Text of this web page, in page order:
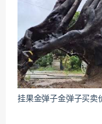
挂果金弹子金弹子买卖